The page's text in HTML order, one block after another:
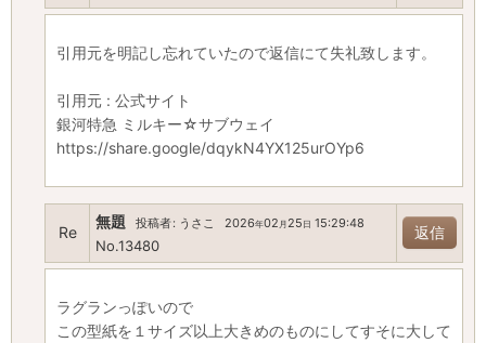
引用元を明記し忘れていたので返信にて失礼致します。
引用元 : 公式サイト
銀河特急 ミルキー☆サブウェイ
https://share.google/dqykN4YX125urOYp6
Re
無題 投稿者: うさこ 2026年02 月 25 日 15:29:48
No.13480
返信
ラグランっぽいので
この型紙を１サイズ以上大きめのものにしてすそに大して